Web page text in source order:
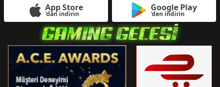
App Store
'dan indirin
Google Play
'den indirin